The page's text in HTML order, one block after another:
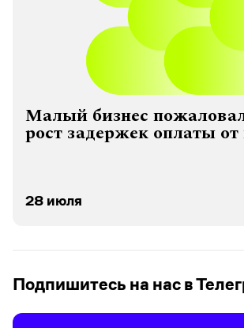
Малый бизнес
рост задержек оплаты от
28 июля
Подпишитесь на нас в